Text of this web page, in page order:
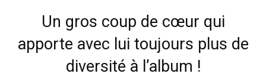
Un gros coup de cœur qui
apporte avec lui toujours plus de
diversité à l’album !